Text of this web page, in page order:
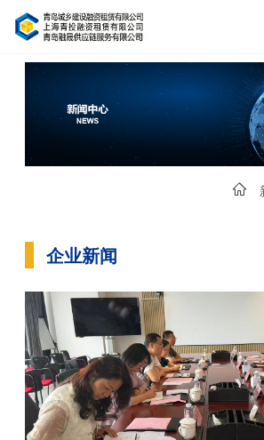
企业新闻